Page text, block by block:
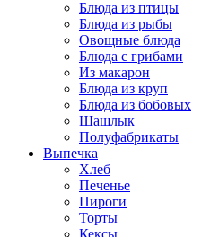
Блюда из птицы
Блюда из рыбы
Овощные блюда
Блюда с грибами
Из макарон
Блюда из круп
Блюда из бобовых
Шашлык
Полуфабрикаты
Выпечка
Хлеб
Печенье
Пироги
Торты
Кексы